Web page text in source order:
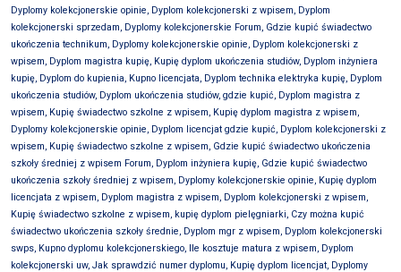
Dyplomy kolekcjonerskie opinie, Dyplom kolekcjonerski z wpisem, Dyplom
kolekcjonerski sprzedam, Dyplomy kolekcjonerskie Forum, Gdzie kupić świadectwo
ukończenia technikum, Dyplomy kolekcjonerskie opinie, Dyplom kolekcjonerski z
wpisem, Dyplom magistra kupię, Kupię dyplom ukończenia studiów, Dyplom inżyniera
kupię, Dyplom do kupienia, Kupno licencjata, Dyplom technika elektryka kupię, Dyplom
ukończenia studiów, Dyplom ukończenia studiów, gdzie kupić, Dyplom magistra z
wpisem, Kupię świadectwo szkolne z wpisem, Kupię dyplom magistra z wpisem,
Dyplomy kolekcjonerskie opinie, Dyplom licencjat gdzie kupić, Dyplom kolekcjonerski z
wpisem, Kupię świadectwo szkolne z wpisem, Gdzie kupić świadectwo ukończenia
szkoły średniej z wpisem Forum, Dyplom inżyniera kupię, Gdzie kupić świadectwo
ukończenia szkoły średniej z wpisem, Dyplomy kolekcjonerskie opinie, Kupię dyplom
licencjata z wpisem, Dyplom magistra z wpisem, Dyplom kolekcjonerski z wpisem,
Kupię świadectwo szkolne z wpisem, kupię dyplom pielęgniarki, Czy można kupić
świadectwo ukończenia szkoły średnie, Dyplom mgr z wpisem, Dyplom kolekcjonerski
swps, Kupno dyplomu kolekcjonerskiego, Ile kosztuje matura z wpisem, Dyplom
kolekcjonerski uw, Jak sprawdzić numer dyplomu, Kupię dyplom licencjat, Dyplomy